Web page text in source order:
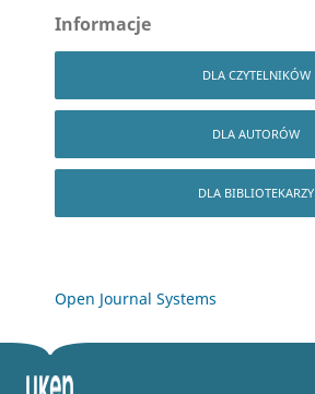
Informacje
DLA CZYTELNIKÓW
DLA AUTORÓW
DLA BIBLIOTEKARZY
Open Journal Systems